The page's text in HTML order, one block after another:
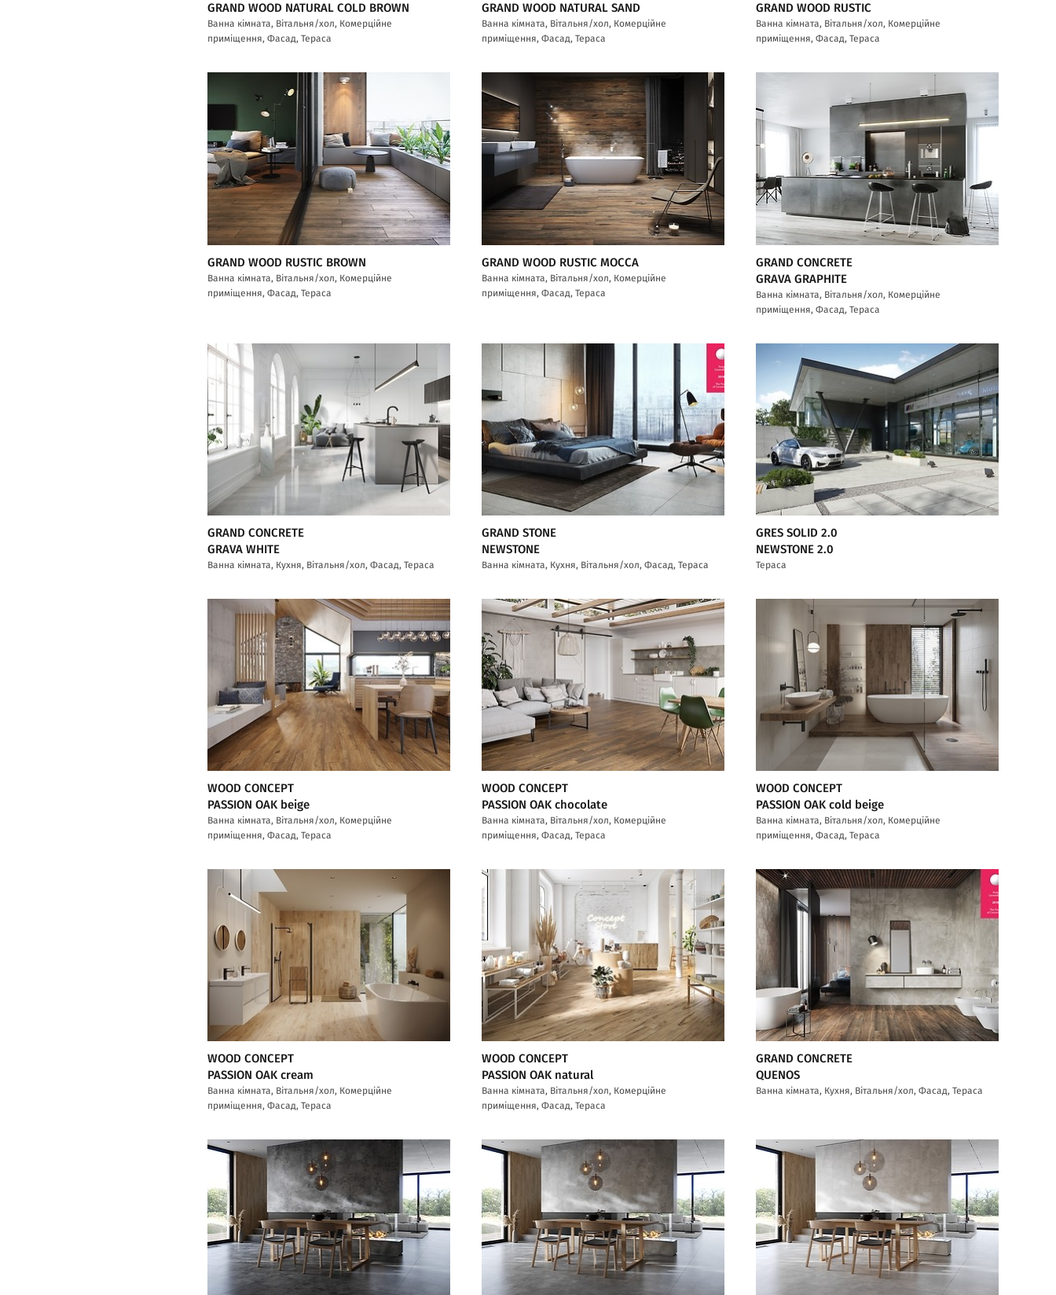
GRAND WOOD NATURAL COLD BROWN
Ванна кімната, Вітальня/хол, Комерційне
приміщення, Фасад, Тераса
GRAND WOOD NATURAL SAND
Ванна кімната, Вітальня/хол, Комерційне
приміщення, Фасад, Тераса
GRAND WOOD RUSTIC
Ванна кімната, Вітальня/хол, Комерційне
приміщення, Фасад, Тераса
GRAND WOOD RUSTIC BROWN
Ванна кімната, Вітальня/хол, Комерційне
приміщення, Фасад, Тераса
GRAND WOOD RUSTIC MOCCA
Ванна кімната, Вітальня/хол, Комерційне
приміщення, Фасад, Тераса
GRAND CONCRETE
GRAVA GRAPHITE
Ванна кімната, Вітальня/хол, Комерційне
приміщення, Фасад, Тераса
GRAND CONCRETE
GRAVA WHITE
Ванна кімната, Кухня, Вітальня/хол, Фасад, Тераса
GRAND STONE
NEWSTONE
Ванна кімната, Кухня, Вітальня/хол, Фасад, Тераса
GRES SOLID 2.0
NEWSTONE 2.0
Тераса
WOOD CONCEPT
PASSION OAK beige
Ванна кімната, Вітальня/хол, Комерційне
приміщення, Фасад, Тераса
WOOD CONCEPT
PASSION OAK chocolate
Ванна кімната, Вітальня/хол, Комерційне
приміщення, Фасад, Тераса
WOOD CONCEPT
PASSION OAK cold beige
Ванна кімната, Вітальня/хол, Комерційне
приміщення, Фасад, Тераса
WOOD CONCEPT
PASSION OAK cream
Ванна кімната, Вітальня/хол, Комерційне
приміщення, Фасад, Тераса
WOOD CONCEPT
PASSION OAK natural
Ванна кімната, Вітальня/хол, Комерційне
приміщення, Фасад, Тераса
GRAND CONCRETE
QUENOS
Ванна кімната, Кухня, Вітальня/хол, Фасад, Тераса